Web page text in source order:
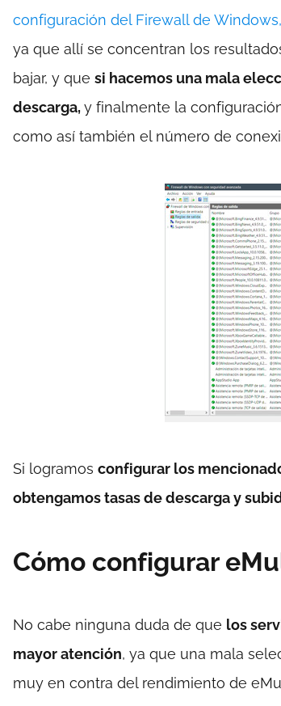
configuración del Firewall de Windows,
ya que allí se concentran los
bajar, y que si hacemos una mala
descarga,y finalmente la
como así también el número de
Si logramos configurar los
obtengamos tasas de descarga y
Cómo configurar
No cabe ninguna duda de que los
mayor atención, ya que una mala
muy en contra del rendimiento de